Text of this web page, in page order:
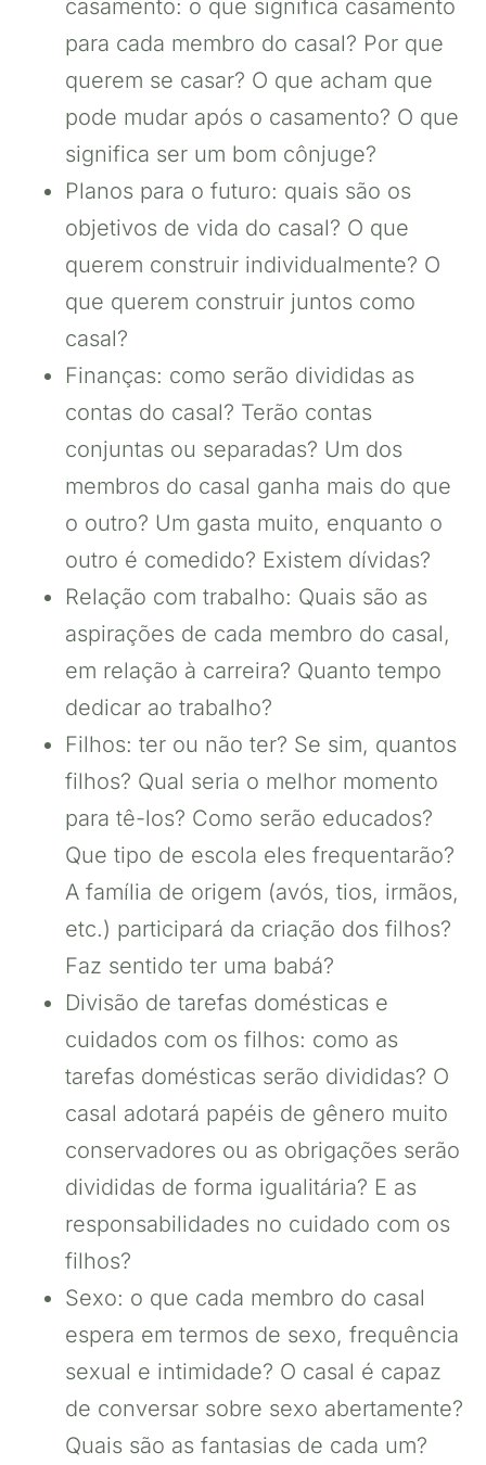
casamento: o que significa casamento
para cada membro do casal? Por que
querem se casar? O que acham que
pode mudar após o casamento? O que
significa ser um bom cônjuge?
Planos para o futuro: quais são os
objetivos de vida do casal? O que
querem construir individualmente? O
que querem construir juntos como
casal?
Finanças: como serão divididas as
contas do casal? Terão contas
conjuntas ou separadas? Um dos
membros do casal ganha mais do que
o outro? Um gasta muito, enquanto o
outro é comedido? Existem dívidas?
Relação com trabalho: Quais são as
aspirações de cada membro do casal,
em relação à carreira? Quanto tempo
dedicar ao trabalho?
Filhos: ter ou não ter? Se sim, quantos
filhos? Qual seria o melhor momento
para tê-los? Como serão educados?
Que tipo de escola eles frequentarão?
A família de origem (avós, tios, irmãos,
etc.) participará da criação dos filhos?
Faz sentido ter uma babá?
Divisão de tarefas domésticas e
cuidados com os filhos: como as
tarefas domésticas serão divididas? O
casal adotará papéis de gênero muito
conservadores ou as obrigações serão
divididas de forma igualitária? E as
responsabilidades no cuidado com os
filhos?
Sexo: o que cada membro do casal
espera em termos de sexo, frequência
sexual e intimidade? O casal é capaz
de conversar sobre sexo abertamente?
Quais são as fantasias de cada um?